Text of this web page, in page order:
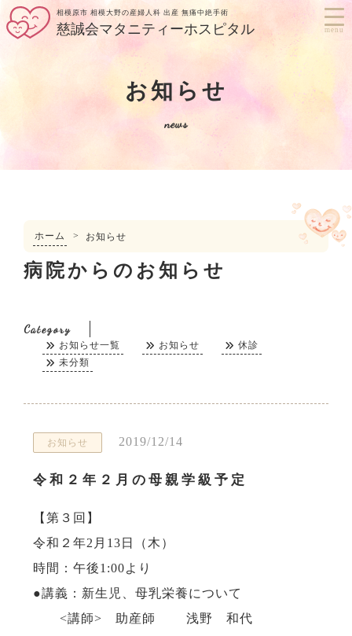
相模原市 相模大野の産婦人科 出産 無痛中絶手術
慈誠会マタニティーホスピタル
お知らせ
news
ホーム > お知らせ
病院からのお知らせ
Category
お知らせ一覧 お知らせ
休診
未分類
お知らせ 2019/12/14
令和２年２月の母親学級予定
【第３回】
令和２年2月13日（木）
時間：午後1:00より
●講義：新生児、母乳栄養について
<講師> 助産師 浅野 和代
menu